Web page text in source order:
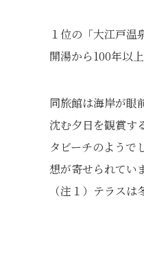
１位の「大江戸温
開湯から100年以
同旅館は海岸が眼
沈む夕日を観賞す
タビーチのようで
想が寄せられてい
（注１）テラスは